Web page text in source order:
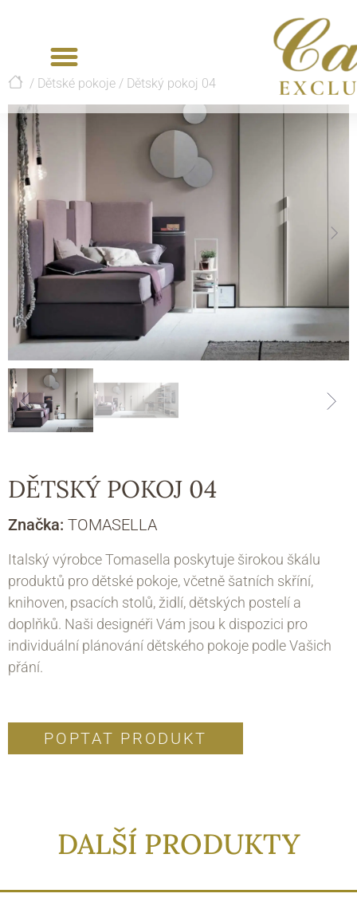
/ Dětské pokoje / Dětský pokoj 04
DĚTSKÝ POKOJ 04
Značka: TOMASELLA
Italský výrobce Tomasella poskytuje širokou škálu
produktů pro dětské pokoje, včetně šatních skříní,
knihoven, psacích stolů, židlí, dětských postelí a
doplňků. Naši designéři Vám jsou k dispozici pro
individuální plánování dětského pokoje podle Vašich
přání.
POPTAT PRODUKT
DALŠÍ PRODUKTY